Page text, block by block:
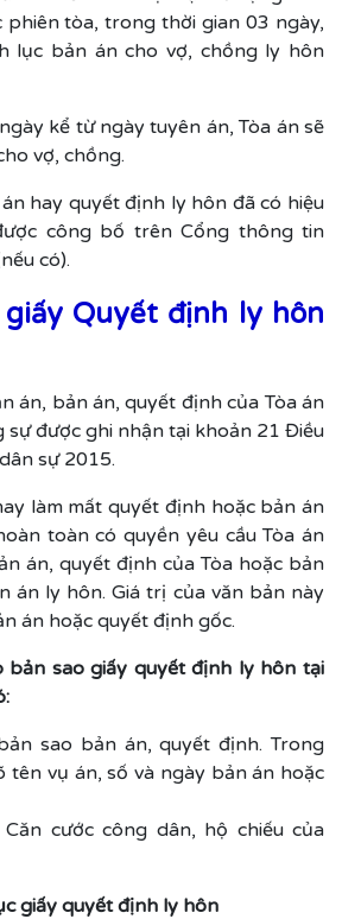
phiên tòa, trong thời gian 03 ngày,
lục bản án cho vợ, chồng ly hôn
kể từ ngày tuyên án, Tòa án sẽ
vợ, chồng.
hay quyết định ly hôn đã có hiệu
công bố trên Cổng thông tin
có).
Quyết định ly hôn
án, bản án, quyết định của Tòa án
sự được ghi nhận tại khoản 21 Điều
sự 2015.
làm mất quyết định hoặc bản án
toàn có quyền yêu cầu Tòa án
án, quyết định của Tòa hoặc bản
án ly hôn. Giá trị của văn bản này
án hoặc quyết định gốc.
bản sao giấy quyết định ly hôn tại
sao bản án, quyết định. Trong
tên vụ án, số và ngày bản án hoặc
cước công dân, hộ chiếu của
giấy quyết định ly hôn